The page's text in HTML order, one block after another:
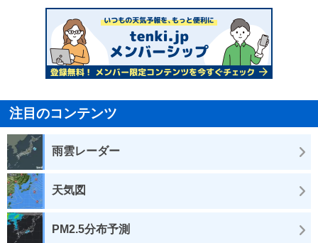
注目のコンテンツ
雨雲レーダー
天気図
PM2.5分布予測